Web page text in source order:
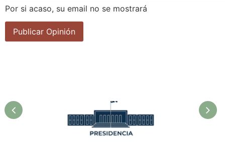
Por si acaso, su email no se mostrará